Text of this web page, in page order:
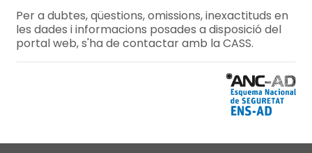
Per a dubtes, qüestions, omissions, inexactituds en
les dades i informacions posades a disposició del
portal web, s'ha de contactar amb la CASS.